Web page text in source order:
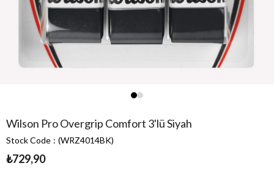
Wilson Pro Overgrip Comfort 3'lü Siyah
Stock Code (WRZ4014BK)
₺729,90